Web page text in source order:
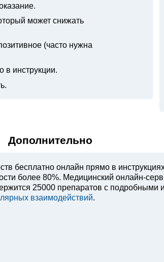
может снижать
(часто нужна
в инструкции.
Дополнительно
бесплатно онлайн прямо в
более 80%. Медицинский онлайн-
25000 препаратов с подробными
взаимодействий.